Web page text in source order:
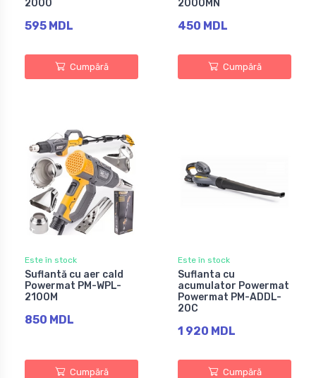
2000
595 MDL
Cumpără
2000MN
450 MDL
Cumpără
Este în stock
Suflantă cu aer cald
Powermat PM-WPL-
2100M
850 MDL
Cumpără
Este în stock
Suflanta cu
acumulator Powermat
Powermat PM-ADDL-
20C
1 920 MDL
Cumpără